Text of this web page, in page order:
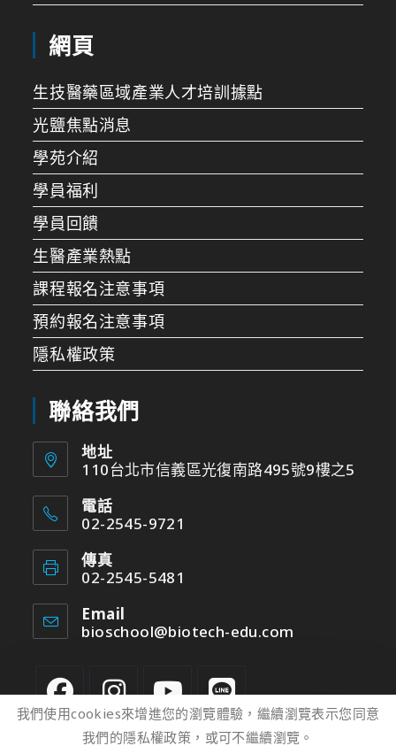
網頁
生技醫藥區域產業人才培訓據點
光鹽焦點消息
學苑介紹
學員福利
學員回饋
生醫產業熱點
課程報名注意事項
預約報名注意事項
隱私權政策
聯絡我們
地址
110台北市信義區光復南路495號9樓之5
電話
02-2545-9721
傳真
02-2545-5481
Email
bioschool@biotech-edu.com
我們使用cookies來增進您的瀏覽體驗，繼續瀏覽表示您同意
我們的隱私權政策，或可不繼續瀏覽。